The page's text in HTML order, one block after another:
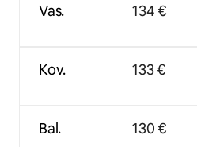
Vas.
Kov.
Bal.
134 €
133 €
130 €